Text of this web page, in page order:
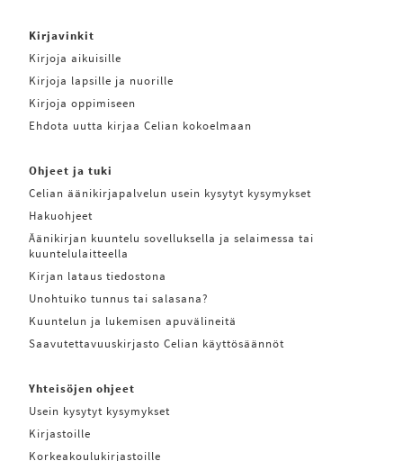
Kirjavinkit
Kirjoja aikuisille
Kirjoja lapsille ja nuorille
Kirjoja oppimiseen
Ehdota uutta kirjaa Celian kokoelmaan
Ohjeet ja tuki
Celian äänikirjapalvelun usein kysytyt kysymykset
Hakuohjeet
Äänikirjan kuuntelu sovelluksella ja selaimessa tai
kuuntelulaitteella
Kirjan lataus tiedostona
Unohtuiko tunnus tai salasana?
Kuuntelun ja lukemisen apuvälineitä
Saavutettavuuskirjasto Celian käyttösäännöt
Yhteisöjen ohjeet
Usein kysytyt kysymykset
Kirjastoille
Korkeakoulukirjastoille